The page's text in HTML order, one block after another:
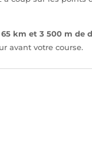
km et 3 500 m de
avant votre course.